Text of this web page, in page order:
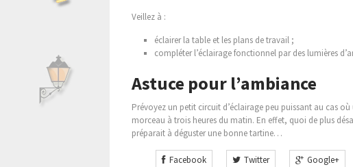
Veillez à :
éclairer la table et les plans de travail ;
compléter l’éclairage fonctionnel par des lumières
Astuce pour l’ambiance
Prévoyez un petit circuit d’éclairage peu puissant au cas
morceau à trois heures du matin. En effet, quoi de plus
préparait à déguster une bonne tartine…
Facebook Twitter Google+